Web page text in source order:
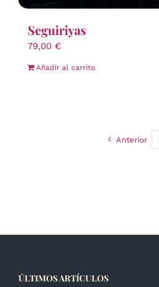
Seguiriyas
79,00 €
Añadir al carrito
Anterior
ÚLTIMOS ARTÍCULOS